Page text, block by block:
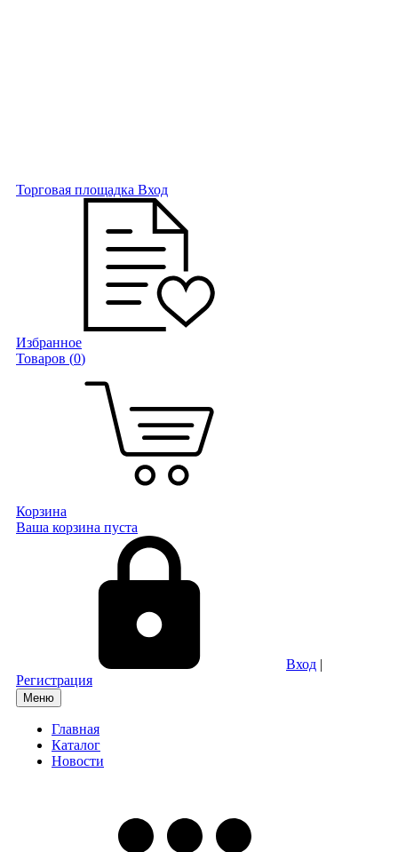
Торговая площадка Вход
Избранное
Товаров (0)
Корзина
Ваша корзина пуста
Вход |
Регистрация
Меню
Главная
Каталог
Новости